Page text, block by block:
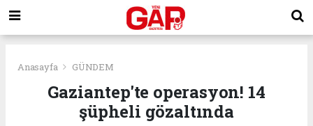
Anasayfa GÜNDEM
Gaziantep'te operasyon! 14
şüpheli gözaltında